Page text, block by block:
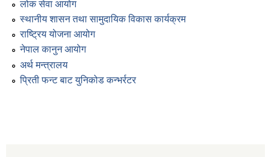
लोक सेवा आयोग
स्थानीय शासन तथा सामुदायिक विकास कार्यक्रम
राष्ट्रिय योजना आयोग
नेपाल कानुन आयोग
अर्थ मन्त्रालय
प्रिती फन्ट बाट युनिकोड कन्भर्रटर